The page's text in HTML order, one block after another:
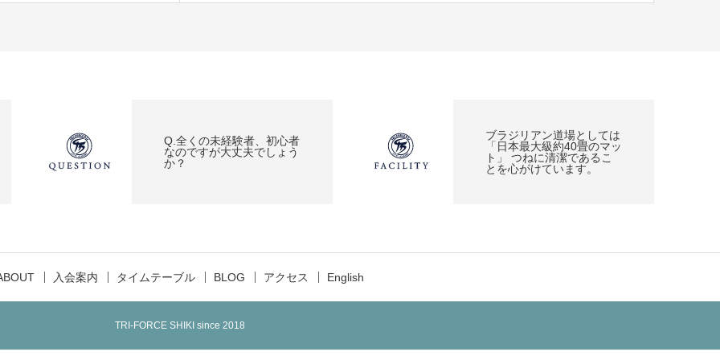
Q.全くの未経験者、初心者
なのですが大丈夫でしょう
か？
ブラジリアン道場としては
「日本最大級約40畳のマッ
ト」 つねに清潔であるこ
とを心がけています。
入会案内 タイムテーブル BLOG アクセス English
TRI-FORCE SHIKI since 2018